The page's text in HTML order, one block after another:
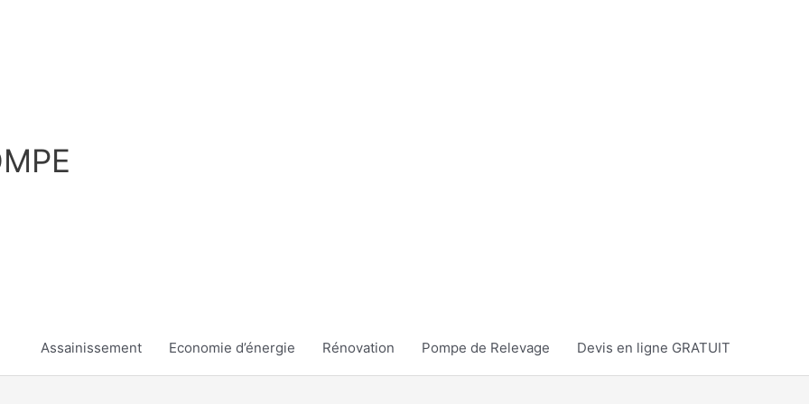
Assainissement Economie d’énergie Rénovation Pompe de Relevage Devis en ligne GRATUIT